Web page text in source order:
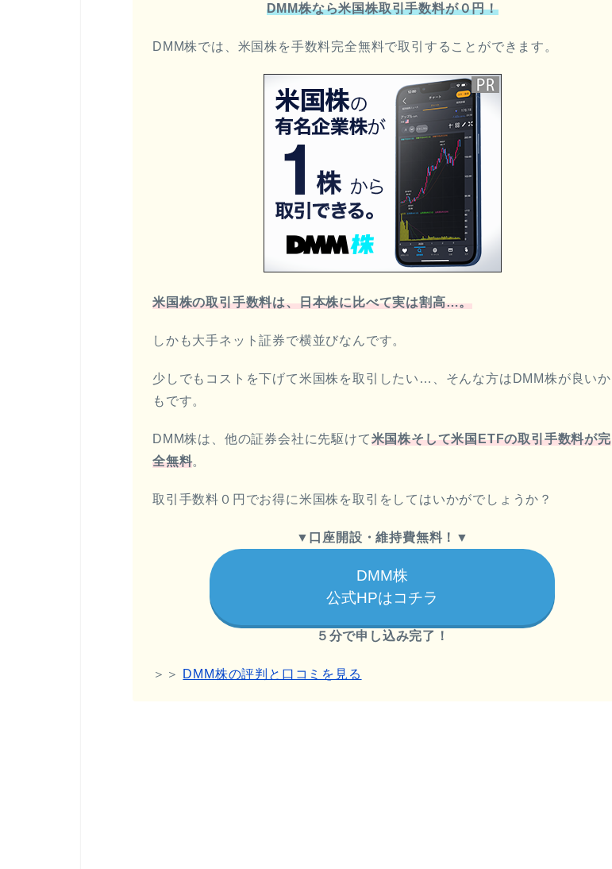
DMM株なら米国株取引手数料が０円！
DMM株では、米国株を手数料完全無料で取引することができます。
米国株の取引手数料は、日本株に比べて実は割高…。
しかも大手ネット証券で横並びなんです。
少しでもコストを下げて米国株を取引したい…、そんな方はDMM株が良いか
もです。
DMM株は、他の証券会社に先駆けて米国株そして米国ETFの取引手数料が完
全無料。
取引手数料０円でお得に米国株を取引をしてはいかがでしょうか？
▼ 口座開設・維持費無料！ ▼
DMM株
公式HPはコチラ
５分で申し込み完了！
＞＞ DMM株の評判と口コミを見る